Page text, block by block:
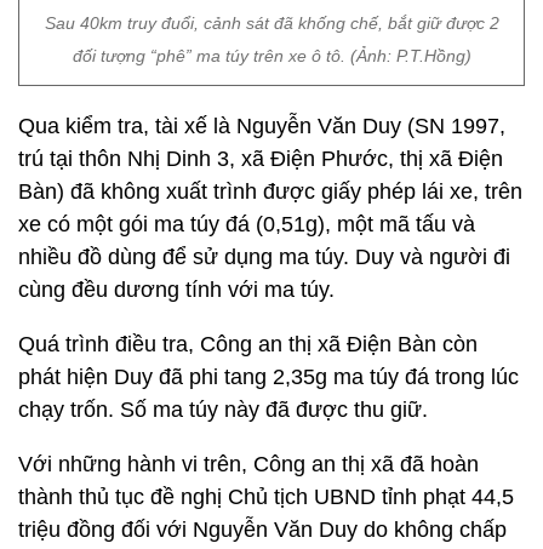
Sau 40km truy đuổi, cảnh sát đã khống chế, bắt giữ được 2
đối tượng “phê” ma túy trên xe ô tô. (Ảnh: P.T.Hồng)
Qua kiểm tra, tài xế là Nguyễn Văn Duy (SN 1997,
trú tại thôn Nhị Dinh 3, xã Điện Phước, thị xã Điện
Bàn) đã không xuất trình được giấy phép lái xe, trên
xe có một gói ma túy đá (0,51g), một mã tấu và
nhiều đồ dùng để sử dụng ma túy. Duy và người đi
cùng đều dương tính với ma túy.
Quá trình điều tra, Công an thị xã Điện Bàn còn
phát hiện Duy đã phi tang 2,35g ma túy đá trong lúc
chạy trốn. Số ma túy này đã được thu giữ.
Với những hành vi trên, Công an thị xã đã hoàn
thành thủ tục đề nghị Chủ tịch UBND tỉnh phạt 44,5
triệu đồng đối với Nguyễn Văn Duy do không chấp